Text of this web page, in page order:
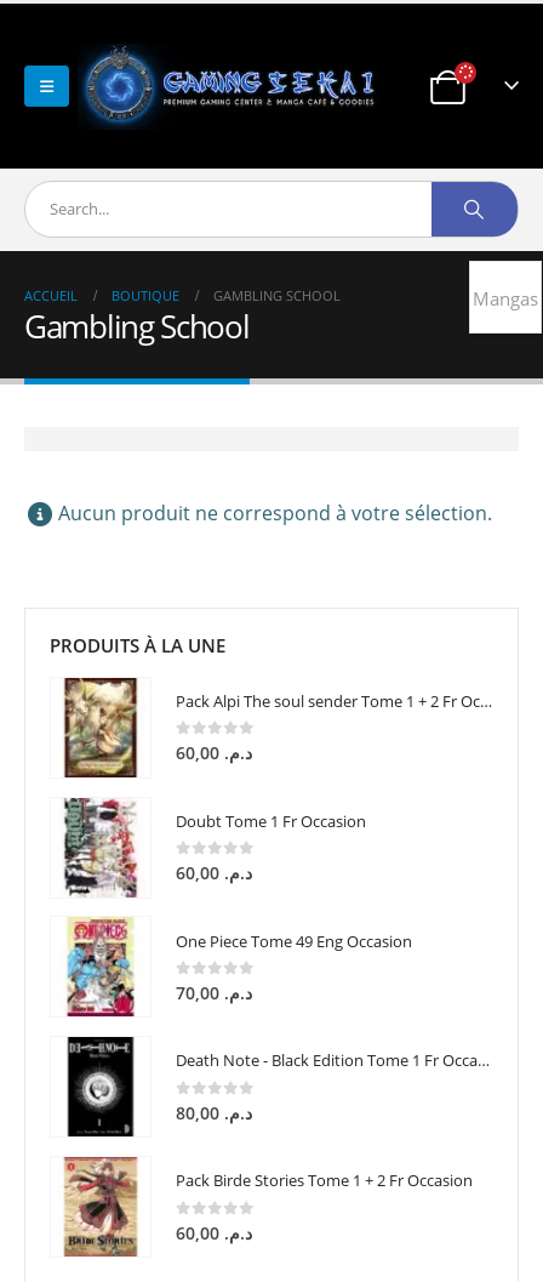
ACCUEIL BOUTIQUE GAMBLING SCHOOL
Gambling School
Aucun produit ne correspond à votre sélection.
PRODUITS À LA UNE
Pack Alpi The soul sender Tome 1 + 2 Fr Occasion
0sur 5د.م.
Doubt Tome 1 Fr Occasion
0sur 5د.م.
One Piece Tome 49 Eng Occasion
0sur 5د.م.
Death Note - Black Edition Tome 1 Fr Occasion
0sur 5د.م.
Pack Birde Stories Tome 1 + 2 Fr Occasion
0sur 5د.م.
Mangas